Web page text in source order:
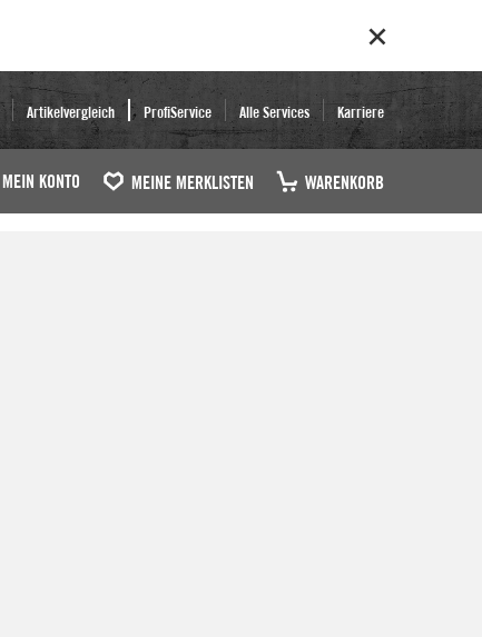
Artikelvergleich ProfiService Alle Services Karriere
MEIN KONTO MEINE MERKLISTEN WARENKORB